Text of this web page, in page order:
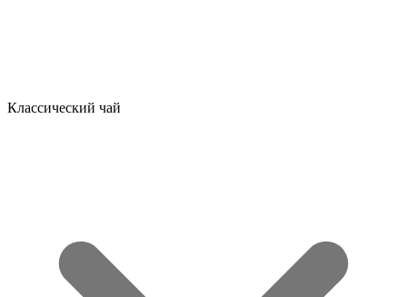
Классический чай